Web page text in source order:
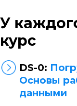
У
курс
DS-0:
Основы
данными